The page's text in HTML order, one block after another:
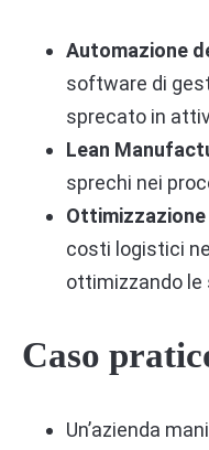
Automazione
software di
sprecato in
Lean
sprechi nei
Ottimizzazione
costi logistici
ottimizzando le
Caso
Un’azienda